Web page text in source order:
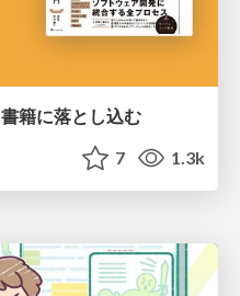
籍に落とし込む
7 1.3k